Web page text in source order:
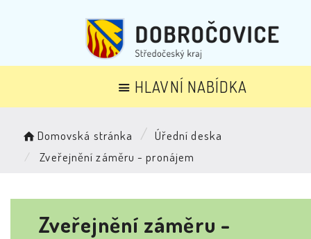
HLAVNÍ NABÍDKA
Domovská stránka
Úřední deska
Zveřejnění záměru - pronájem
Zveřejnění záměru -